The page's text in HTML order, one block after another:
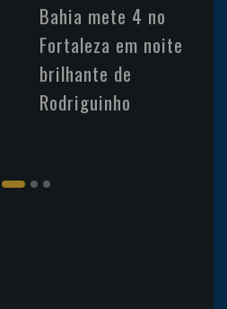
Bahia mete 4 no
Fortaleza em noite
brilhante de
Rodriguinho